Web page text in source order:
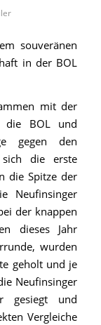
souveränen
in der BOL
mit der
die BOL und
gegen den
sich die erste
die Spitze der
Neufinsinger
der knappen
dieses Jahr
wurden
geholt und je
Neufinsinger
gesiegt und
Vergleiche